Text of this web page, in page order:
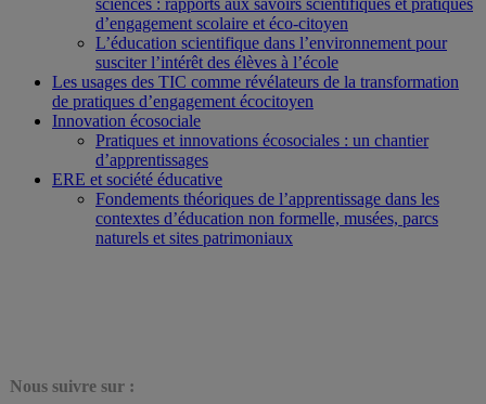
sciences : rapports aux savoirs scientifiques et pratiques
d’engagement scolaire et éco-citoyen
L’éducation scientifique dans l’environnement pour
susciter l’intérêt des élèves à l’école
Les usages des TIC comme révélateurs de la transformation
de pratiques d’engagement écocitoyen
Innovation écosociale
Pratiques et innovations écosociales : un chantier
d’apprentissages
ERE et société éducative
Fondements théoriques de l’apprentissage dans les
contextes d’éducation non formelle, musées, parcs
naturels et sites patrimoniaux
Nous suivre sur :